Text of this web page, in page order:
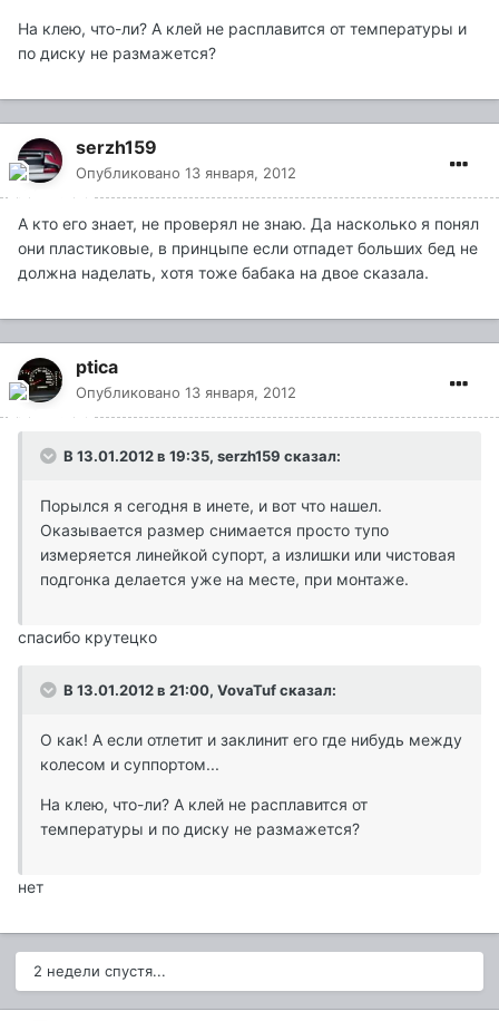
На клею, что-ли? А клей не расплавится от температуры и
по диску не размажется?
serzh159
Опубликовано 13 января, 2012
А кто его знает, не проверял не знаю. Да насколько я понял
они пластиковые, в принцыпе если отпадет больших бед не
должна наделать, хотя тоже бабака на двое сказала.
ptica
Опубликовано 13 января, 2012
В 13.01.2012 в 19:35, serzh159 сказал:
Порылся я сегодня в инете, и вот что нашел.
Оказывается размер снимается просто тупо
измеряется линейкой супорт, а излишки или чистовая
подгонка делается уже на месте, при монтаже.
спасибо крутецко
В 13.01.2012 в 21:00, VovaTuf сказал:
О как! А если отлетит и заклинит его где нибудь между
колесом и суппортом...
На клею, что-ли? А клей не расплавится от
температуры и по диску не размажется?
нет
2 недели спустя...